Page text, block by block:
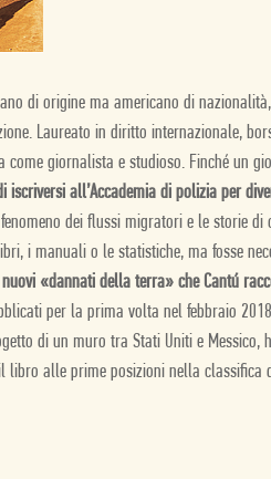
di origine ma americano di
Laureato in diritto internazionale,
giornalista e studioso. Finché un
iscriversi all’Accademia di polizia per
dei flussi migratori e le storie
i manuali o le statistiche, ma fosse
«dannati della terra» che Cantú
per la prima volta nel febbraio
di un muro tra Stati Uniti e Messico,
libro alle prime posizioni nella classifica